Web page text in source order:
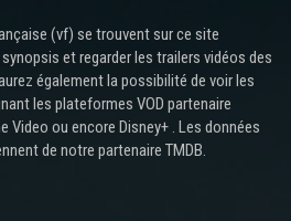
(vf) se trouvent sur ce site
et regarder les trailers vidéos des
également la possibilité de voir les
les plateformes VOD partenaire
Video ou encore Disney+ . Les données
de notre partenaire TMDB.